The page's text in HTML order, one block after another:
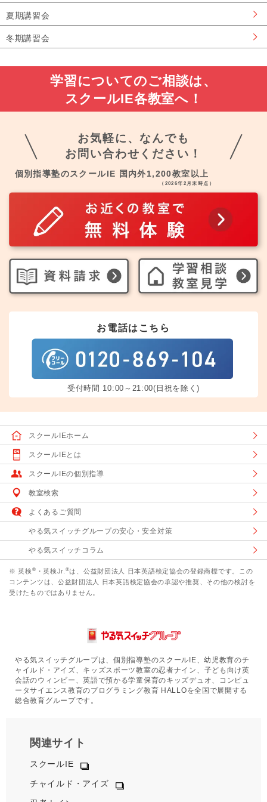
夏期講習会
冬期講習会
学習についてのご相談は、
スクールIE各教室へ！
お気軽に、なんでも
お問い合わせください！
個別指導塾のスクールIE 国内外1,200教室以上
（2026年2月末時点）
お電話はこちら
受付時間 10:00～21:00(日祝を除く)
スクールIEホーム
スクールIEとは
スクールIEの個別指導
教室検索
よくあるご質問
やる気スイッチグループの安心・安全対策
やる気スイッチコラム
※ 英検 ® ・英検Jr. ®は、公益財団法人 日本英語検定協会の登録商標です。この
コンテンツは、公益財団法人 日本英語検定協会の承認や推奨、その他の検討を
受けたものではありません。
やる気スイッチグループは、個別指導塾のスクールIE、幼児教育のチ
ャイルド・アイズ、キッズスポーツ教室の忍者ナイン、子ども向け英
会話のウィンビー、英語で預かる学童保育のキッズデュオ、コンピュ
ータサイエンス教育のプログラミング教育 HALLOを全国で展開する
総合教育グループです。
関連サイト
スクールIE
チャイルド・アイズ